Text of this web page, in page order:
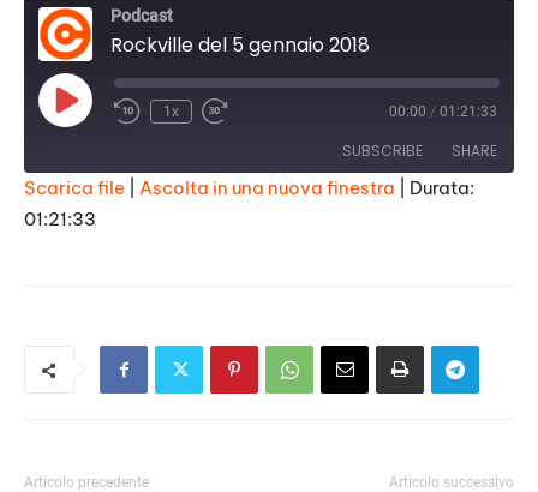
Podcast
Rockville del 5 gennaio 2018
Play
Episode
1x 00:00 / 01:21:33
SUBSCRIBE SHARE
SHARE
Scarica file Ascolta in una nuova finestra
Durata:
01:21:33
Articolo precedente Articolo successivo